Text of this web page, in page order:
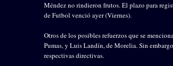
Méndez no rindieron frutos. El plazo para
de Futbol venció ayer (Viernes).
Otros de los posibles refuerzos que se
Pumas, y Luis Landín, de Morelia. Sin
respectivas directivas.